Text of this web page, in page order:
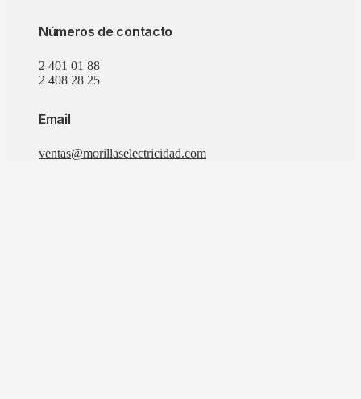
Números de contacto
2 401 01 88
2 408 28 25
Email
ventas@morillaselectricidad.com